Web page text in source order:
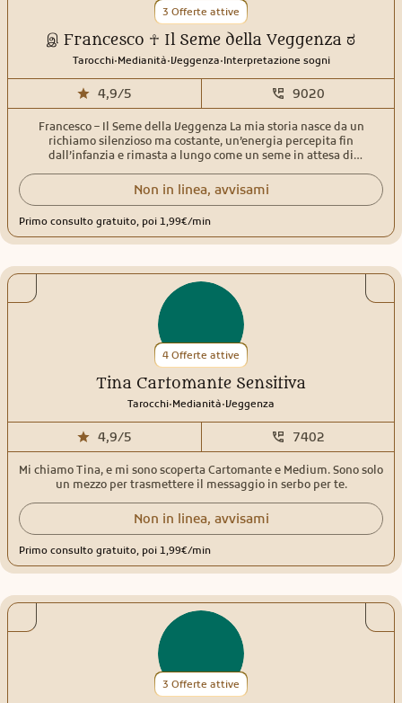
3 Offerte attive
இ Francesco ☥ Il Seme della Veggenza ಠ
Tarocchi.Medianità.Veggenza.Interpretazione sogni
4,9/5 9020
Francesco – Il Seme della Veggenza La mia storia nasce da un
richiamo silenzioso ma costante, un’energia percepita fin
dall’infanzia e rimasta a lungo come un seme in attesa di
intuizioni improvvise e una naturale capacità di leggere oltre le
apparenze. Emozioni, pensieri e vibrazioni degli altri mi arrivavano
parole. Con il tempo ho compreso che non si trattava di semplici
intuizioni, ma di un dono autentico di sensitività. Da lì è iniziato un
Oracoli e le antiche discipline divinatorie ha dato forma e struttura
a ciò che sentivo dentro. Ogni carta, ogni simbolo, ogni messaggio
energetico è diventato uno strumento di connessione profonda tra
me, le energie sottili e le persone che si rivolgono a me. La
veggenza per me non è previsione fredda, ma ascolto empatico
dell’anima. Durante i consulti mi connetto alle energie della
persona con rispetto e sensibilità, offrendo letture sincere, chiare e
orientate alla verità. Amore, relazioni, lavoro, decisioni difficili o
momenti di smarrimento: ogni domanda trova spazio e attenzione,
equilibrio e a comprendere i segnali che l’universo ti sta già
inviando. Se senti il bisogno di una guida, di una conferma o
semplicemente di qualcuno che sappia vedere e sentire oltre, sono
richiamo. Il Seme della Veggenza è pronto a mostrarti il tuo
cammino. ✨
Non in linea, avvisami
Primo consulto gratuito, poi 1,99€/min
4 Offerte attive
Tina Cartomante Sensitiva
Tarocchi.Medianità.Veggenza
4,9/5 7402
Mi chiamo Tina, e mi sono scoperta Cartomante e Medium. Sono solo
un mezzo per trasmettere il messaggio in serbo per te.
Non in linea, avvisami
Primo consulto gratuito, poi 1,99€/min
3 Offerte attive